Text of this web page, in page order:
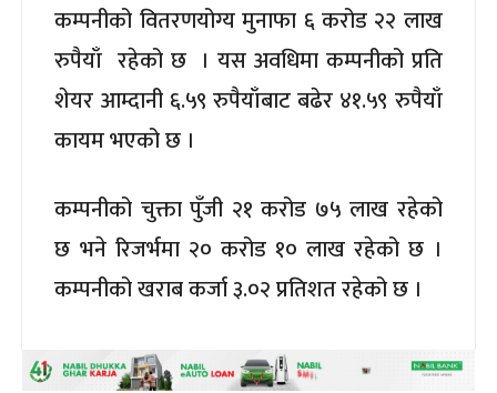
कम्पनीको वितरणयोग्य मुनाफा ६ करोड २२ लाख
रुपैयाँ रहेको छ । यस अवधिमा कम्पनीको प्रति
शेयर आम्दानी ६.५९ रुपैयाँबाट बढेर ४१.५९ रुपैयाँ
कायम भएको छ ।
कम्पनीको चुक्ता पुँजी २१ करोड ७५ लाख रहेको
छ भने रिजर्भमा २० करोड १० लाख रहेको छ ।
कम्पनीको खराब कर्जा ३.०२ प्रतिशत रहेको छ ।